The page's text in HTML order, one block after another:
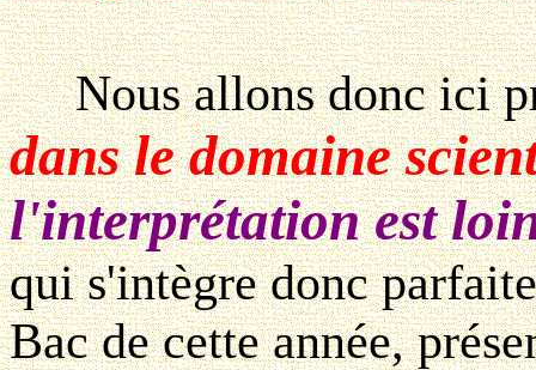
Nous allons donc ici
dans le domaine
l'interprétation est
qui s'intègre donc
Bac de cette année,